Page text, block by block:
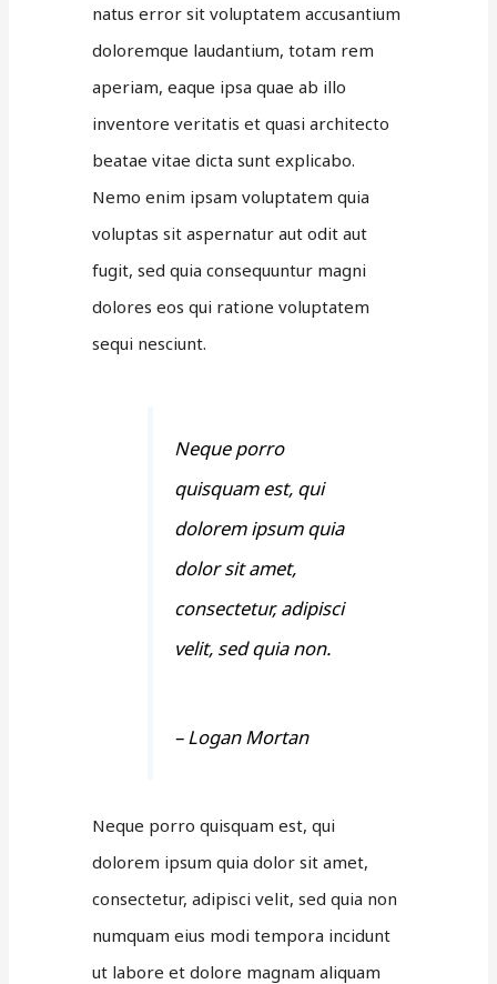
natus error sit voluptatem accusantium
doloremque laudantium, totam rem
aperiam, eaque ipsa quae ab illo
inventore veritatis et quasi architecto
beatae vitae dicta sunt explicabo.
Nemo enim ipsam voluptatem quia
voluptas sit aspernatur aut odit aut
fugit, sed quia consequuntur magni
dolores eos qui ratione voluptatem
sequi nesciunt.
Neque porro
quisquam est, qui
dolorem ipsum quia
dolor sit amet,
consectetur, adipisci
velit, sed quia non.
– Logan Mortan
Neque porro quisquam est, qui
dolorem ipsum quia dolor sit amet,
consectetur, adipisci velit, sed quia non
numquam eius modi tempora incidunt
ut labore et dolore magnam aliquam